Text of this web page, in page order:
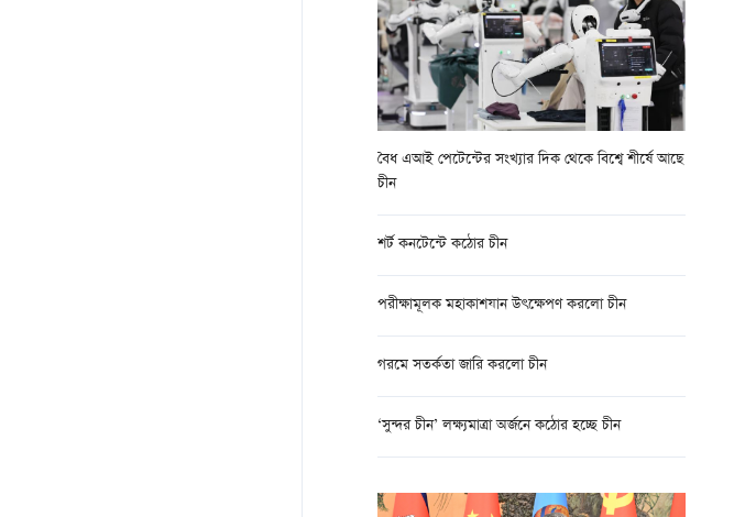
বৈধ এআই পেটেন্টের সংখ্যার দিক থেকে বিশ্বে শীর্ষে আছে
চীন
শর্ট কনটেন্টে কঠোর চীন
পরীক্ষামূলক মহাকাশযান উৎক্ষেপণ করলো চীন
গরমে সতর্কতা জারি করলো চীন
‘সুন্দর চীন’ লক্ষ্যমাত্রা অর্জনে কঠোর হচ্ছে চীন